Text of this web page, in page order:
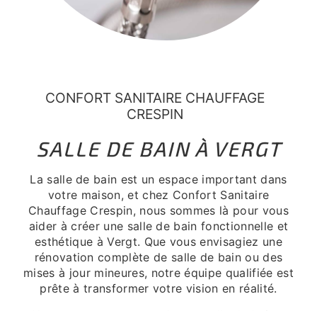
CONFORT SANITAIRE CHAUFFAGE
CRESPIN
SALLE DE BAIN À VERGT
La salle de bain est un espace important dans
votre maison, et chez Confort Sanitaire
Chauffage Crespin, nous sommes là pour vous
aider à créer une salle de bain fonctionnelle et
esthétique à Vergt. Que vous envisagiez une
rénovation complète de salle de bain ou des
mises à jour mineures, notre équipe qualifiée est
prête à transformer votre vision en réalité.